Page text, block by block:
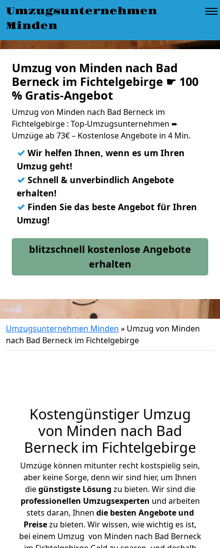
Umzugsunternehmen
Minden
Umzug von Minden nach Bad
Berneck im Fichtelgebirge ☛ 100
% Gratis-Angebot
Umzug von Minden nach Bad Berneck im
Fichtelgebirge : Top-Umzugsunternehmen ➨
Umzüge ab 73€ – Kostenlose Angebote in 4 Min.
✓ Wir helfen Ihnen, wenn es um Ihren
Umzug geht!
✓ Schnell & unverbindlich Angebote
erhalten!
✓ Finden Sie das beste Angebot für Ihren
Umzug!
blitzschnell kostenlose Angebote
erhalten
Umzugsunternehmen Minden » Umzug von Minden
nach Bad Berneck im Fichtelgebirge
Kostengünstiger Umzug
von Minden nach Bad
Berneck im Fichtelgebirge
Umzüge können mitunter recht kostspielig sein,
aber keine Sorge, denn wir sind hier, um Ihnen
diegünstigste Lösung zu bieten. Wir sind die
professionellen Umzugsexperten und arbeiten
stets daran, Ihnen die besten Angebote und
Preisezu bieten. Wir wissen, wie wichtig es ist,
bei einem Umzug von Minden nach Bad Berneck